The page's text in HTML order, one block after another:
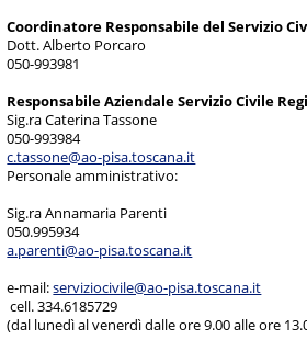
Coordinatore Responsabile del Servizio
Dott. Alberto Porcaro
050-993981
Responsabile Aziendale Servizio Civile
Sig.ra Caterina Tassone
050-993984
c.tassone@ao-pisa.toscana.it
Personale amministrativo:
Sig.ra Annamaria Parenti
050.995934
a.parenti@ao-pisa.toscana.it
e-mail:serviziocivile@ao-pisa.toscana.it
cell. 334.6185729
(dal lunedì al venerdì dalle ore 9.00 alle ore